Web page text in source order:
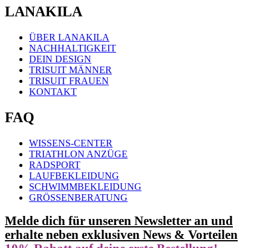
LANAKILA
ÜBER LANAKILA
NACHHALTIGKEIT
DEIN DESIGN
TRISUIT MÄNNER
TRISUIT FRAUEN
KONTAKT
FAQ
WISSENS-CENTER
TRIATHLON ANZÜGE
RADSPORT
LAUFBEKLEIDUNG
SCHWIMMBEKLEIDUNG
GRÖSSENBERATUNG
Melde dich für unseren Newsletter an und
erhalte neben exklusiven News & Vorteilen